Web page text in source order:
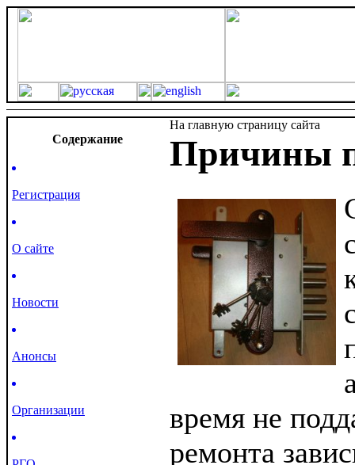
Cодержание
Регистрация
О сайте
Новости
Анонсы
Организации
На главную страницу сайта
Причины
время не
ремонта